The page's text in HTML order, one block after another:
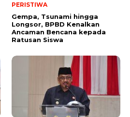
PERISTIWA
Gempa, Tsunami hingga
Longsor, BPBD Kenalkan
Ancaman Bencana kepada
Ratusan Siswa